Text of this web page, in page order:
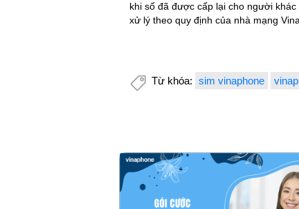
khi số đã được cấp lại cho người
xử lý theo quy định của nhà mạng
Từ khóa: sim vinaphone